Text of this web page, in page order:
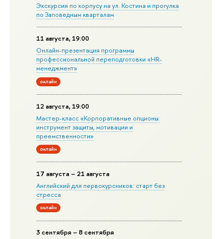
Экскурсия по корпусу на ул. Костина и прогулка
по Заповедным кварталам
11 августа, 19:00
Онлайн-презентация программы
профессиональной переподготовки «HR-
менеджмент»
онлайн
12 августа, 19:00
Мастер-класс «Корпоративные опционы:
инструмент защиты, мотивации и
преемственности»
онлайн
17 августа – 21 августа
Английский для первокурсников: старт без
стресса
онлайн
3 сентября – 8 сентября